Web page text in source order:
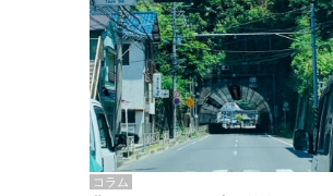
『街歩き研修「アールデコとモダニズ
ム、和風バロック」』のレポート記
掲載
コラム